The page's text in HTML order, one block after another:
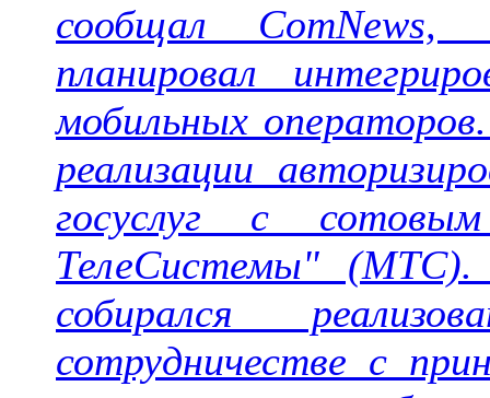
сообщал
планировал
мобильных
реализации
госуслуг с
ТелеСистемы" (МТС).
собирался
сотрудничестве с